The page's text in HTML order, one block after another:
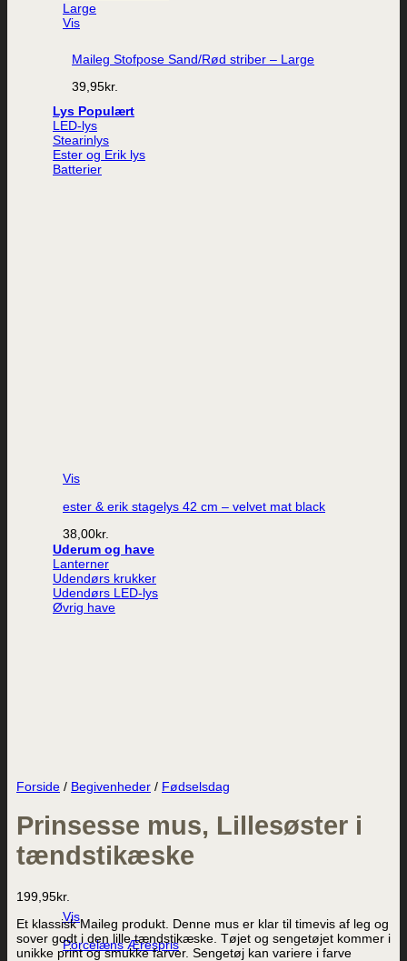
Vis
Maileg Stofpose Sand/Rød striber – Large
39,95kr.
Lys
LED-lys
Stearinlys
Ester og Erik lys
Batterier
Vis
ester & erik stagelys 42 cm – velvet mat black
38,00kr.
Uderum og have
Lanterner
Udendørs krukker
Udendørs LED-lys
Øvrig have
Vis
Porcelæns Ærespris
Forside / Begivenheder / Fødselsdag
Prinsesse mus, Lillesøster i
tændstikæske
199,95kr.
Et klassisk Maileg produkt. Denne mus er klar til timevis af leg og
sover godt i den lille tændstikæske. Tøjet og sengetøjet kommer i
unikke print og smukke farver. Sengetøj kan variere i farve